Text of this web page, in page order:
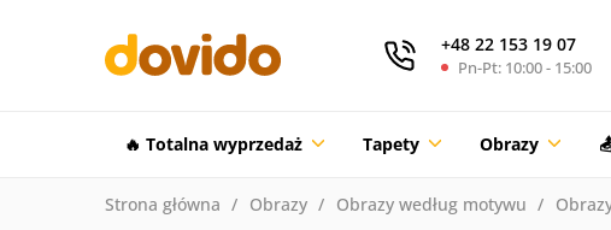
+48 22 153 19 07
Pn-Pt: 10:00 - 15:00
🔥 Totalna wyprzedaż Tapety Obrazy
Strona główna Obrazy Obrazy według motywu